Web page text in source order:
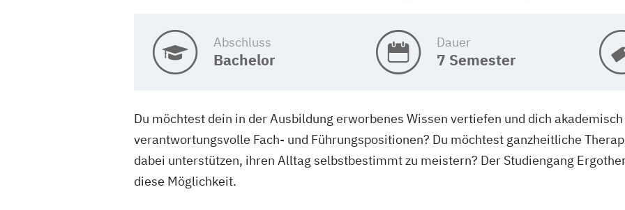
Abschluss
Bachelor
Dauer
7 Semester
Du möchtest dein in der Ausbildung erworbenes Wissen vertiefen und dich
verantwortungsvolle Fach- und Führungspositionen? Du möchtest ganzheitliche
dabei unterstützen, ihren Alltag selbstbestimmt zu meistern? Der Studiengang
diese Möglichkeit.